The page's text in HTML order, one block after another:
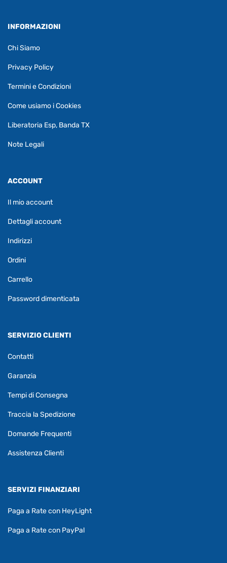
INFORMAZIONI
Chi Siamo
Privacy Policy
Termini e Condizioni
Come usiamo i Cookies
Liberatoria Esp, Banda TX
Note Legali
ACCOUNT
Il mio account
Dettagli account
Indirizzi
Ordini
Carrello
Password dimenticata
SERVIZIO CLIENTI
Contatti
Garanzia
Tempi di Consegna
Traccia la Spedizione
Domande Frequenti
Assistenza Clienti
SERVIZI FINANZIARI
Paga a Rate con HeyLight
Paga a Rate con PayPal